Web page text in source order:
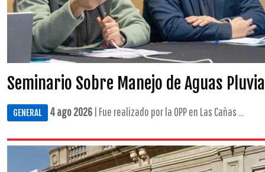
Seminario Sobre Manejo de Aguas
GENERAL 4 ago 2026 | Fue realizado por la OPP en Las Cañas ...